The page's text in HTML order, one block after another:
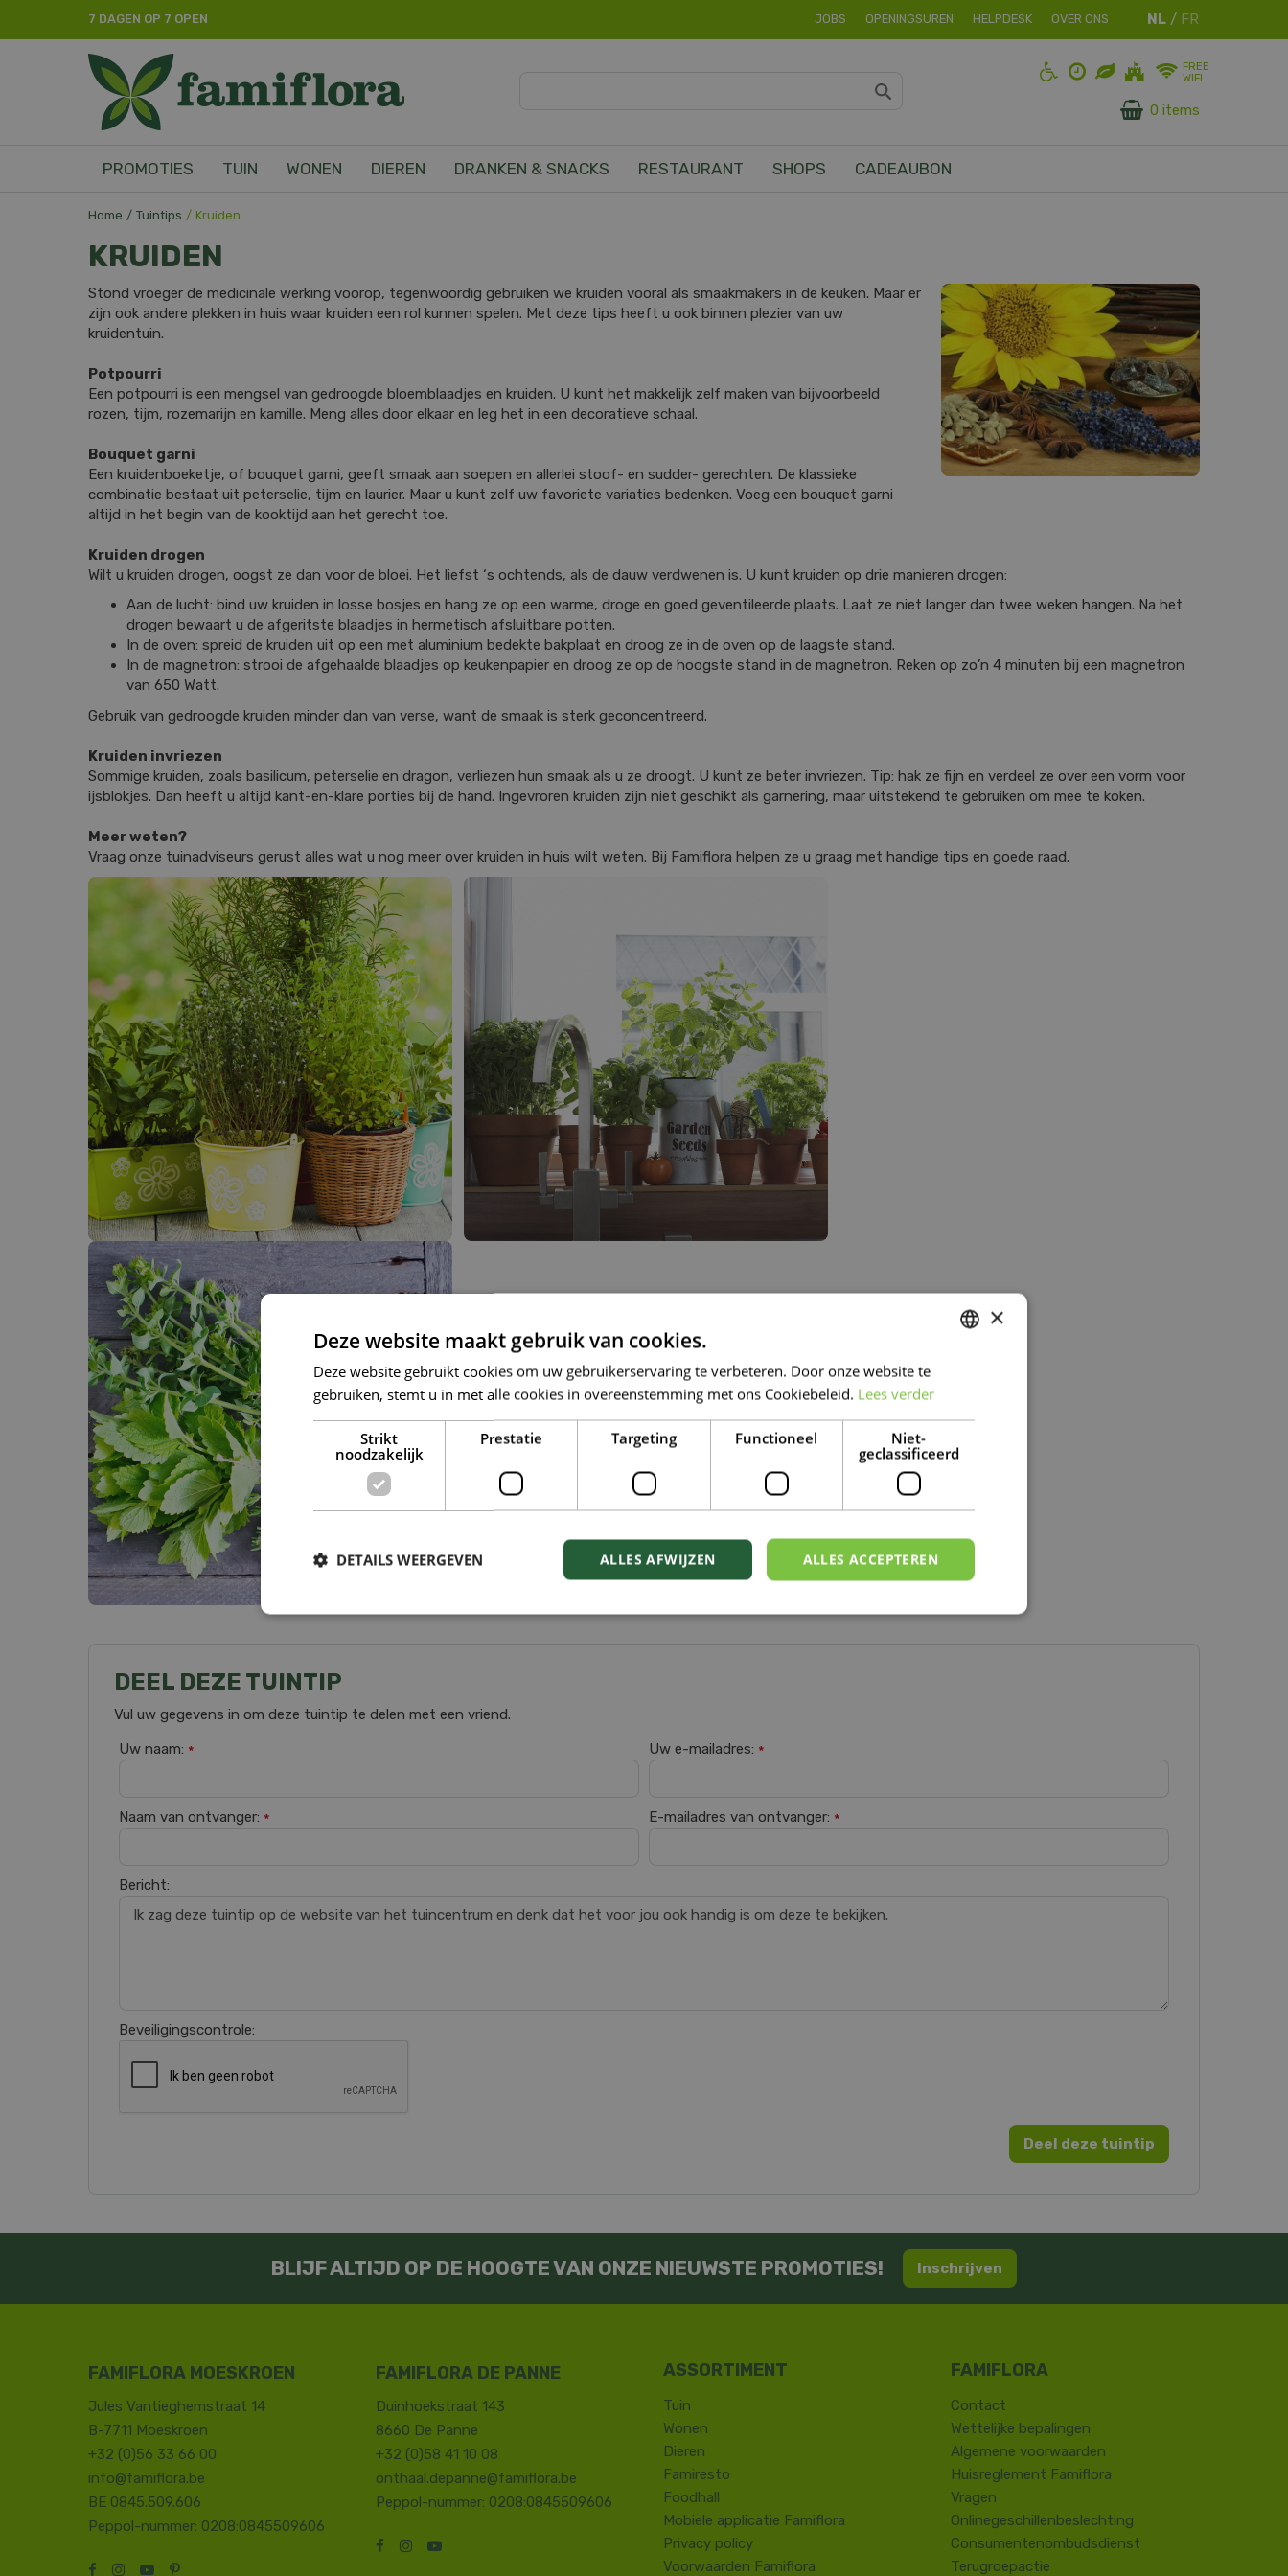
Home Tuintips Kruiden
7 DAGEN OP 7 OPEN JOBS OPENINGSUREN HELPDESK OVER ONS
FREE
WIFI
0 items
PROMOTIES TUIN WONEN DIEREN DRANKEN & SNACKS RESTAURANT SHOPS CADEAUBON
KRUIDEN
Stond vroeger de medicinale werking voorop, tegenwoordig gebruiken we kruiden vooral als smaakmakers in de keuken. Maar er
zijn ook andere plekken in huis waar kruiden een rol kunnen spelen. Met deze tips heeft u ook binnen plezier van uw
kruidentuin.
Potpourri
Een potpourri is een mengsel van gedroogde bloemblaadjes en kruiden. U kunt het makkelijk zelf maken van bijvoorbeeld
rozen, tijm, rozemarijn en kamille. Meng alles door elkaar en leg het in een decoratieve schaal.
Bouquet garni
Een kruidenboeketje, of bouquet garni, geeft smaak aan soepen en allerlei stoof- en sudder- gerechten. De klassieke
combinatie bestaat uit peterselie, tijm en laurier. Maar u kunt zelf uw favoriete variaties bedenken. Voeg een bouquet garni
altijd in het begin van de kooktijd aan het gerecht toe.
Kruiden drogen
Wilt u kruiden drogen, oogst ze dan voor de bloei. Het liefst ‘s ochtends, als de dauw verdwenen is. U kunt kruiden op drie manieren drogen:
Aan de lucht: bind uw kruiden in losse bosjes en hang ze op een warme, droge en goed geventileerde plaats. Laat ze niet langer dan twee weken hangen. Na het
drogen bewaart u de afgeritste blaadjes in hermetisch afsluitbare potten.
In de oven: spreid de kruiden uit op een met aluminium bedekte bakplaat en droog ze in de oven op de laagste stand.
In de magnetron: strooi de afgehaalde blaadjes op keukenpapier en droog ze op de hoogste stand in de magnetron. Reken op zo’n 4 minuten bij een magnetron
van 650 Watt.
Gebruik van gedroogde kruiden minder dan van verse, want de smaak is sterk geconcentreerd.
Kruiden invriezen
Sommige kruiden, zoals basilicum, peterselie en dragon, verliezen hun smaak als u ze droogt. U kunt ze beter invriezen. Tip: hak ze fijn en verdeel ze over een vorm voor
ijsblokjes. Dan heeft u altijd kant-en-klare porties bij de hand. Ingevroren kruiden zijn niet geschikt als garnering, maar uitstekend te gebruiken om mee te koken.
Meer weten?
Vraag onze tuinadviseurs gerust alles wat u nog meer over kruiden in huis wilt weten. Bij Famiflora helpen ze u graag met handige tips en goede raad.
DEEL DEZE TUINTIP
Vul uw gegevens in om deze tuintip te delen met een vriend.
Uw naam: * Uw e-mailadres: *
Naam van ontvanger: * E-mailadres van ontvanger: *
Bericht:
Beveiligingscontrole:
BLIJF ALTIJD OP DE HOOGTE VAN ONZE NIEUWSTE PROMOTIES! Inschrijven
FAMIFLORA MOESKROEN
Jules Vantieghemstraat 14
B-7711 Moeskroen
+32 (0)56 33 66 00
info@famiflora.be
BE 0845.509.606
Peppol-nummer: 0208:0845509606
FAMIFLORA DE PANNE
Duinhoekstraat 143
8660 De Panne
+32 (0)58 41 10 08
onthaal.depanne@famiflora.be
Peppol-nummer: 0208:0845509606
Tuin
Wonen
Dieren
Famiresto
Foodhall
Mobiele applicatie Famiflora
Privacy policy
Voorwaarden Famiflora
Contact
​Wettelijke bepalingen
Algemene voorwaarden
Huisreglement Famiflora
Vragen
Onlinegeschillenbeslechting
Consumentenombudsdienst
Terugroepactie
×
Deze website maakt gebruik van cookies.
Deze website gebruikt cookies om uw gebruikerservaring te verbeteren. Door onze website te
gebruiken, stemt u in met alle cookies in overeenstemming met ons Cookiebeleid. Lees verder
Strikt
noodzakelijk
Prestatie Targeting Functioneel
Niet-
geclassificeerd
ALLES ACCEPTEREN
ALLES AFWIJZEN
DETAILS WEERGEVEN